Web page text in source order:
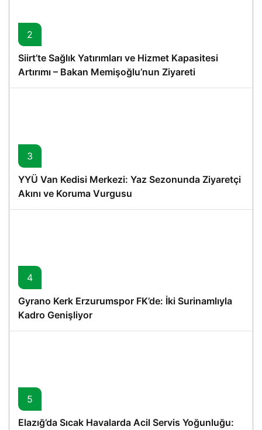
2
Siirt’te Sağlık Yatırımları ve Hizmet Kapasitesi
Artırımı – Bakan Memişoğlu’nun Ziyareti
3
YYÜ Van Kedisi Merkezi: Yaz Sezonunda Ziyaretçi
Akını ve Koruma Vurgusu
4
Gyrano Kerk Erzurumspor FK’de: İki Surinamlıyla
Kadro Genişliyor
5
Elazığ’da Sıcak Havalarda Acil Servis Yoğunluğu: